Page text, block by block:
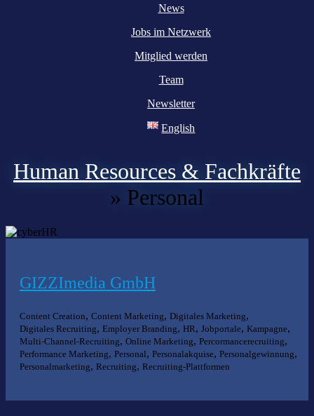
News
Jobs im Netzwerk
Mitglied werden
Team
Newsletter
English
Human Resources & Fachkräfte
» Personal
GIZZImedia GmbH
Content Creation, Content Marketing, Digitales Marketing,
Digitales Recruiting, Employer Branding, HR, Jobportale, Kampagne,
Multi-Channel-Recruiting, Online Marketing, Percormancerecruiting,
Performance Marketing, Personal, Personalakquise, Personalgewinnung,
Personalmarketing, Recruiting, Recruiting-Plattformen